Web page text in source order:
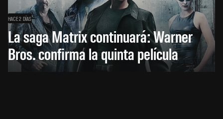
HACE 2 DÍAS
La saga Matrix continuará: Warner
Bros. confirma la quinta película